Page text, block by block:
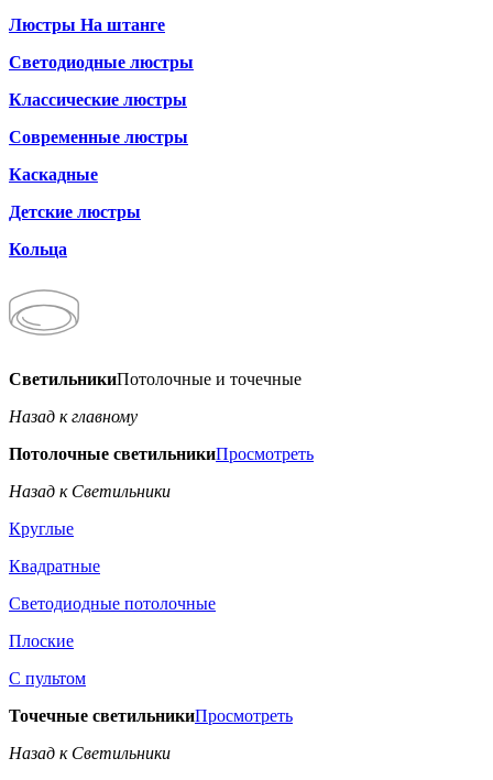
Люстры На штанге
Светодиодные люстры
Классические люстры
Современные люстры
Каскадные
Детские люстры
Кольца
СветильникиПотолочные и точечные
Назад к главному
Потолочные светильникиПросмотреть
Назад к Светильники
Круглые
Квадратные
Светодиодные потолочные
Плоские
С пультом
Точечные светильникиПросмотреть
Назад к Светильники